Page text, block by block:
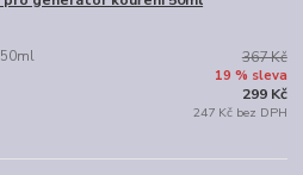
50ml 367 Kč
19 % sleva
299 Kč
247 Kč bez DPH